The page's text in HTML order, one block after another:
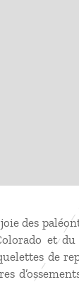
des
et
de